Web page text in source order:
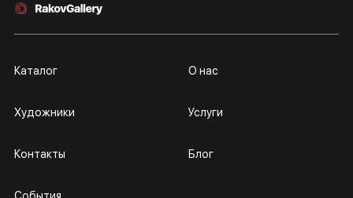
Каталог
Художники
Контакты
О нас
Услуги
Блог